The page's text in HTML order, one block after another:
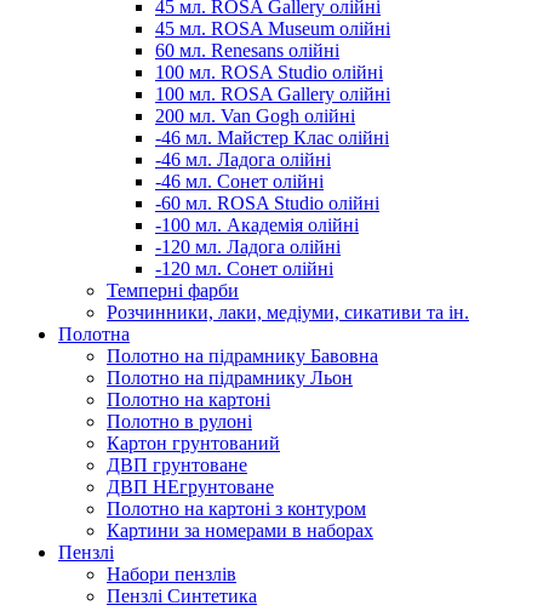
45 мл. ROSA Gallery олійні
45 мл. ROSA Museum олійні
60 мл. Renesans олійні
100 мл. ROSA Studio олійні
100 мл. ROSA Gallery олійні
200 мл. Van Gogh олійні
-46 мл. Майстер Клас олійні
-46 мл. Ладога олійні
-46 мл. Сонет олійні
-60 мл. ROSA Studio олійні
-100 мл. Академія олійні
-120 мл. Ладога олійні
-120 мл. Сонет олійні
Темперні фарби
Розчинники, лаки, медіуми, сикативи та ін.
Полотна
Полотно на підрамнику Бавовна
Полотно на підрамнику Льон
Полотно на картоні
Полотно в рулоні
Картон грунтований
ДВП грунтоване
ДВП НЕгрунтоване
Полотно на картоні з контуром
Картини за номерами в наборах
Пензлі
Набори пензлів
Пензлі Синтетика